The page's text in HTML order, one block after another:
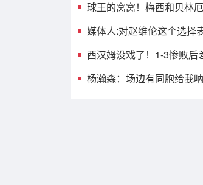
球王的窝窝！梅西和贝林
媒体人:对赵维伦这个选择
西汉姆没戏了！1-3惨败
杨瀚森：场边有同胞给我